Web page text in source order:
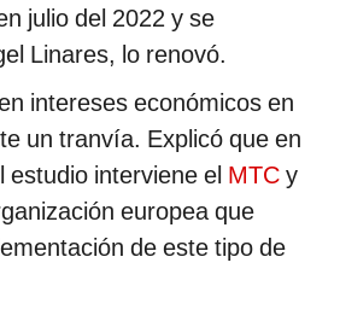
julio del 2022 y se
Linares, lo renovó.
intereses económicos en
un tranvía. Explicó que en
estudio interviene el MTC y
europea que
de este tipo de